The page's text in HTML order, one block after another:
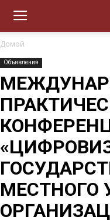
Домой
Объявления
МЕСТНОГО